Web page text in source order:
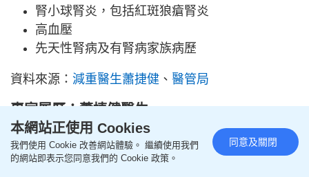
腎小球腎炎，包括紅斑狼瘡腎炎
高血壓
先天性腎病及有腎病家族病歷
資料來源： 減重醫生蕭捷健 、 醫管局
專家履歷：蕭捷健醫生
國立陽明大學醫學士，現為三樹金鶯診所體重管理主
治醫生，曾獲美國運動醫學會健身教練講師（ACSM-
本網站正使用 Cookies
我們使用 Cookie 改善網站體驗。 繼續使用我們
的網站即表示您同意我們的 Cookie 政策。
同意及關閉